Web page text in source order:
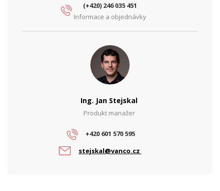
Počet SFP+ (10G) portů 0
(+420) 246 035 451
Informace a objednávky
Ing. Jan Stejskal
Produkt manažer
+420 601 570 595
stejskal@vanco.cz